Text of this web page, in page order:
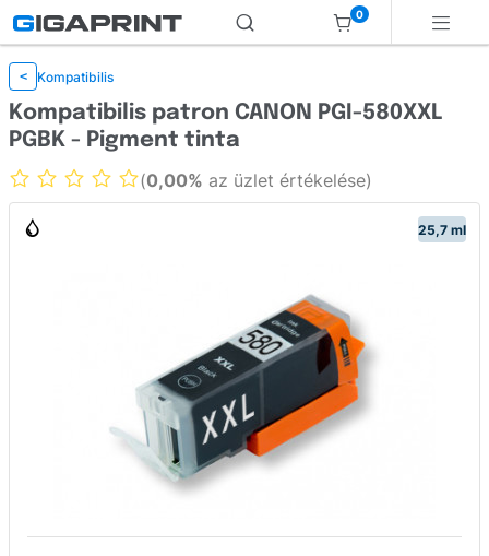
0
< Kompatibilis
25,7 ml
Kompatibilis patron CANON PGI-580XXL
PGBK - Pigment tinta
(0,00% az üzlet értékelése)